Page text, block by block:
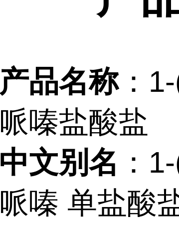
产品名称：
哌嗪盐酸盐
中文别名 ：
哌嗪 单盐酸